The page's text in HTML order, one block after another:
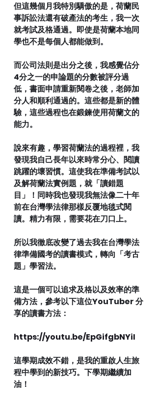
但這幾個月我特別驕傲的是，荷蘭民
事訴訟法還有破產法的考生，我一次
就考試及格通過。即使是荷蘭本地同
學也不是每個人都能做到。
而公司法則是出分之後，我感覺佔分
4分之一的申論題的分數被評分過
低，書面申請重新閱卷之後，老師加
分人和順利通過的。這些都是新的體
驗，這些過程也在鍛鍊使用荷蘭文的
能力。
說來有趣，學習荷蘭法的過程裡，我
發現我自己長年以來時常分心、閱讀
跳躍的壞習慣。這使我在準備考試以
及解荷蘭法實例題，就「讀錯題
目」！同時我也發現我無法像二十年
前在台灣學法律那樣反覆地毯式閱
讀。精力有限，需要花在刀口上。
所以我徹底改變了過去我在台灣學法
律準備國考的讀書模式，轉向「考古
題」學習法。
這是一個可以追求及格以及效率的準
備方法，參考以下這位YouTuber 分
享的讀書方法：
https://youtu.be/EpGifgbNYiI
這學期成效不錯，是我的重啟人生旅
程中學到的新技巧。下學期繼續加
油！